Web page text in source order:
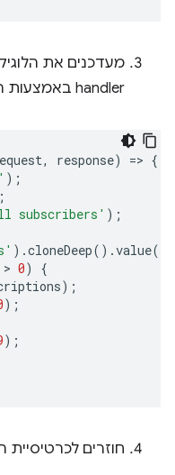
מעדכנים את
handler באמצעות הקוד הבא:
, response) => {
);
subscribers' );
) .cloneDeep() .value();
> 0)
{
);
);
);
חוזרים לכרטיסיית